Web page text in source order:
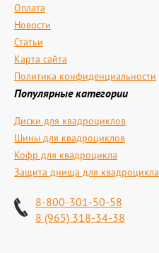
Оплата
Новости
Статьи
Карта сайта
Политика конфиденциальности
Популярные категории
Диски для квадроциклов
Шины для квадроциклов
Кофр для квадроцикла
Защита днища для квадроцикла
8-800-301-50-58
8 (965) 318-34-38